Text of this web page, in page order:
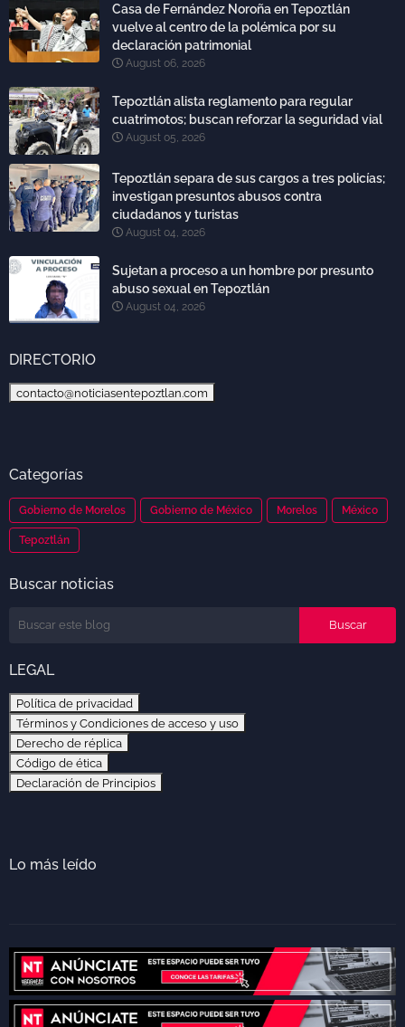
Casa de Fernández Noroña en Tepoztlán
vuelve al centro de la polémica por su
declaración patrimonial
August 06, 2026
Tepoztlán alista reglamento para regular
cuatrimotos; buscan reforzar la seguridad vial
August 05, 2026
Tepoztlán separa de sus cargos a tres policías;
investigan presuntos abusos contra
ciudadanos y turistas
August 04, 2026
Sujetan a proceso a un hombre por presunto
abuso sexual en Tepoztlán
August 04, 2026
DIRECTORIO
contacto@noticiasentepoztlan.com
Categorías
Gobierno de Morelos Gobierno de México Morelos México
Tepoztlán
Buscar noticias
LEGAL
Política de privacidad
Términos y Condiciones de acceso y uso
Derecho de réplica
Código de ética
Declaración de Principios
Lo más leído